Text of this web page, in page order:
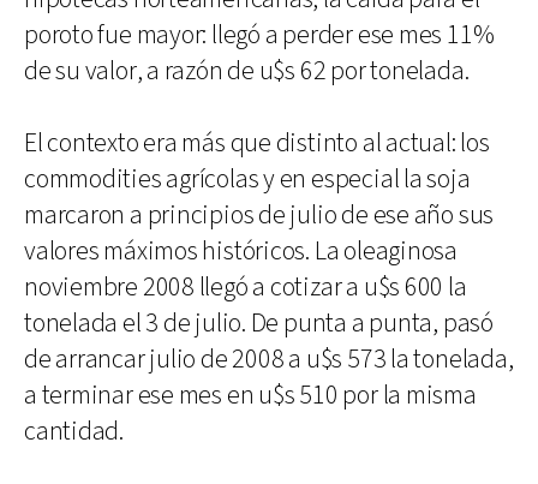
poroto fue mayor: llegó a perder ese mes 11%
de su valor, a razón de u$s 62 por tonelada.
El contexto era más que distinto al actual: los
commodities agrícolas y en especial la soja
marcaron a principios de julio de ese año sus
valores máximos históricos. La oleaginosa
noviembre 2008 llegó a cotizar a u$s 600 la
tonelada el 3 de julio. De punta a punta, pasó
de arrancar julio de 2008 a u$s 573 la tonelada,
a terminar ese mes en u$s 510 por la misma
cantidad.